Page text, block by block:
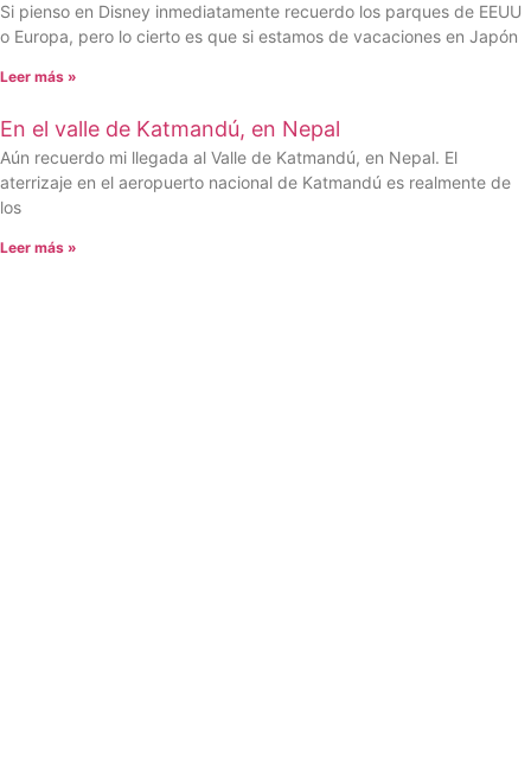
Si pienso en Disney inmediatamente recuerdo los parques de EEUU
o Europa, pero lo cierto es que si estamos de vacaciones en Japón
Leer más »
En el valle de Katmandú, en Nepal
Aún recuerdo mi llegada al Valle de Katmandú, en Nepal. El
aterrizaje en el aeropuerto nacional de Katmandú es realmente de
los
Leer más »